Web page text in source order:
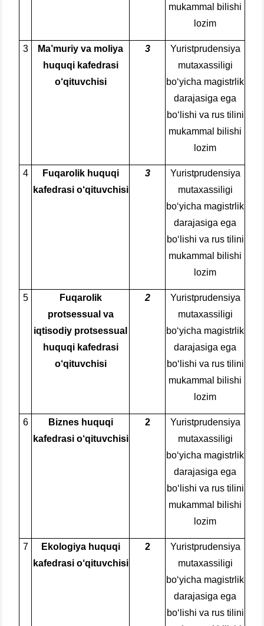
mukammal bilishi
lozim
3
Ma’muriy va moliya
huquqi kafedrasi
o‘qituvchisi
3
Yuristprudensiya
mutaxassiligi
bo‘yicha magistrlik
darajasiga ega
bo‘lishi va rus tilini
mukammal bilishi
lozim
4
Fuqarolik huquqi
kafedrasi o‘qituvchisi
3
Yuristprudensiya
mutaxassiligi
bo‘yicha magistrlik
darajasiga ega
bo‘lishi va rus tilini
mukammal bilishi
lozim
5
Fuqarolik
protsessual va
iqtisodiy protsessual
huquqi kafedrasi
o‘qituvchisi
2
Yuristprudensiya
mutaxassiligi
bo‘yicha magistrlik
darajasiga ega
bo‘lishi va rus tilini
mukammal bilishi
lozim
6
Biznes huquqi
kafedrasi o‘qituvchisi
2
Yuristprudensiya
mutaxassiligi
bo‘yicha magistrlik
darajasiga ega
bo‘lishi va rus tilini
mukammal bilishi
lozim
7
Ekologiya huquqi
kafedrasi o‘qituvchisi
2
Yuristprudensiya
mutaxassiligi
bo‘yicha magistrlik
darajasiga ega
bo‘lishi va rus tilini